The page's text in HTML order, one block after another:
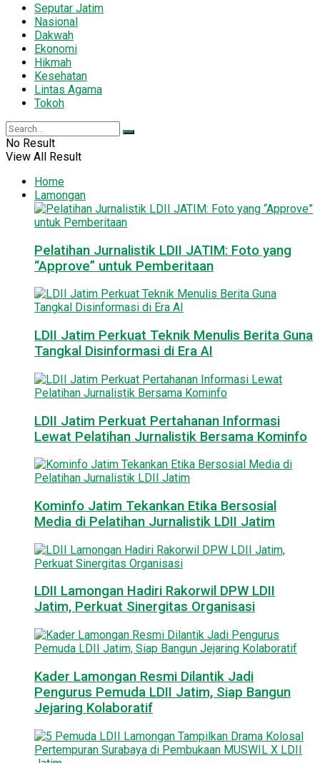
Seputar Jatim
Nasional
Dakwah
Ekonomi
Hikmah
Kesehatan
Lintas Agama
Tokoh
No Result
View All Result
Home
Lamongan
Pelatihan Jurnalistik LDII JATIM: Foto yang
“Approve” untuk Pemberitaan
LDII Jatim Perkuat Teknik Menulis Berita Guna
Tangkal Disinformasi di Era AI
LDII Jatim Perkuat Pertahanan Informasi
Lewat Pelatihan Jurnalistik Bersama Kominfo
Kominfo Jatim Tekankan Etika Bersosial
Media di Pelatihan Jurnalistik LDII Jatim
LDII Lamongan Hadiri Rakorwil DPW LDII
Jatim, Perkuat Sinergitas Organisasi
Kader Lamongan Resmi Dilantik Jadi
Pengurus Pemuda LDII Jatim, Siap Bangun
Jejaring Kolaboratif